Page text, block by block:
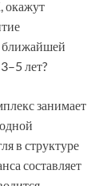
окажут
ближайшей
лет?
занимает
в структуре
составляет